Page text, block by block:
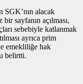
SGK’nın alacak
sayfanın açılması,
sebebiyle katlanmak
ayrıca prim
emekliliğe hak
belirtti.